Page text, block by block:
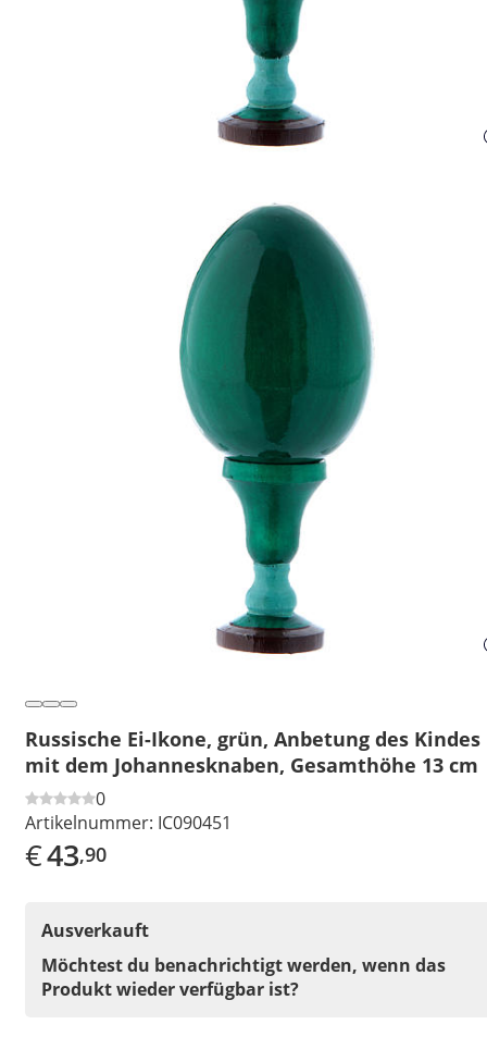
Russische Ei-Ikone, grün, Anbetung des Kindes
mit dem Johannesknaben, Gesamthöhe 13 cm
0
Artikelnummer: IC090451
€43,90
Ausverkauft
Möchtest du benachrichtigt werden, wenn das
Produkt wieder verfügbar ist?